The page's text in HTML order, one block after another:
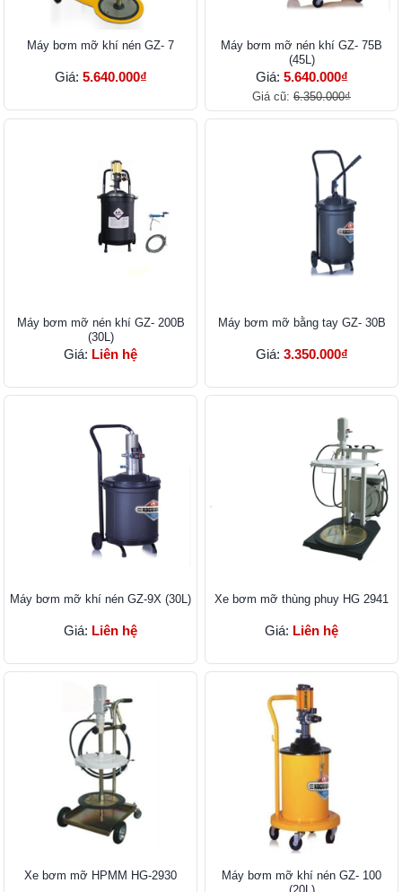
Máy bơm mỡ khí nén GZ- 7
Giá: 5.640.000₫
Máy bơm mỡ nén khí GZ- 75B
(45L)
Giá: 5.640.000₫
Giá cũ: 6.350.000₫
Máy bơm mỡ nén khí GZ- 200B
(30L)
Giá: Liên hệ
Máy bơm mỡ bằng tay GZ- 30B
Giá: 3.350.000₫
Máy bơm mỡ khí nén GZ-9X (30L)
Giá: Liên hệ
Xe bơm mỡ thùng phuy HG 2941
Giá: Liên hệ
Xe bơm mỡ HPMM HG-2930
Máy bơm mỡ khí nén GZ- 100